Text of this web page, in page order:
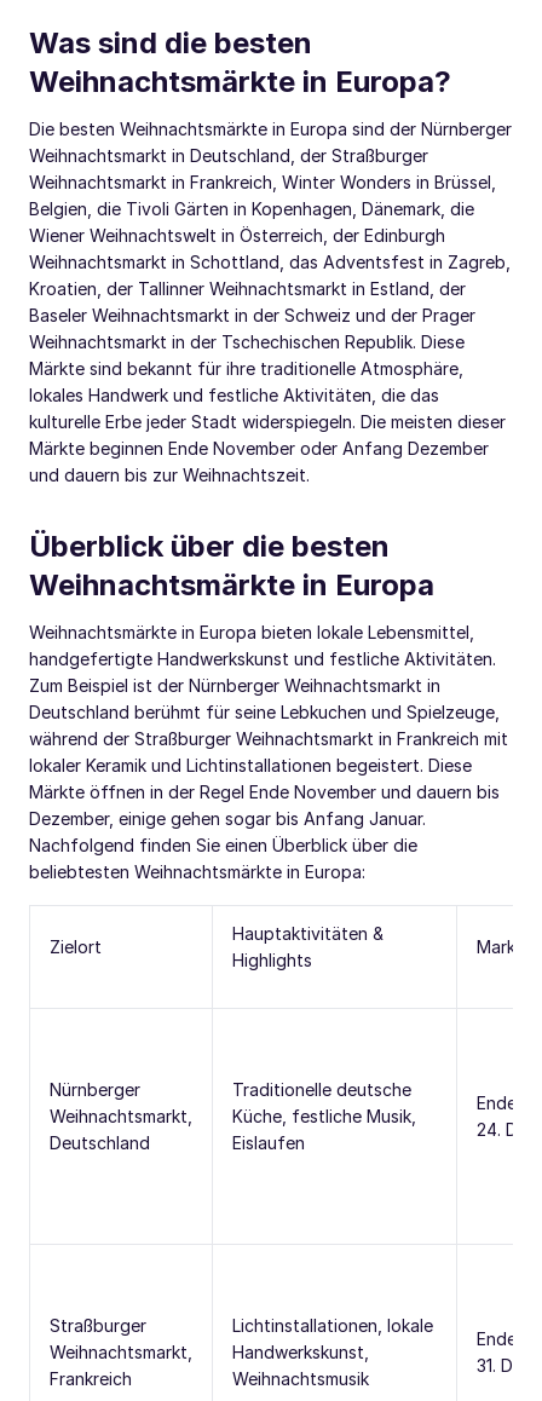
Was sind die besten
Weihnachtsmärkte in Europa?
Die besten Weihnachtsmärkte in Europa sind der Nürnberger
Weihnachtsmarkt in Deutschland, der Straßburger
Weihnachtsmarkt in Frankreich, Winter Wonders in Brüssel,
Belgien, die Tivoli Gärten in Kopenhagen, Dänemark, die
Wiener Weihnachtswelt in Österreich, der Edinburgh
Weihnachtsmarkt in Schottland, das Adventsfest in Zagreb,
Kroatien, der Tallinner Weihnachtsmarkt in Estland, der
Baseler Weihnachtsmarkt in der Schweiz und der Prager
Weihnachtsmarkt in der Tschechischen Republik. Diese
Märkte sind bekannt für ihre traditionelle Atmosphäre,
lokales Handwerk und festliche Aktivitäten, die das
kulturelle Erbe jeder Stadt widerspiegeln. Die meisten dieser
Märkte beginnen Ende November oder Anfang Dezember
und dauern bis zur Weihnachtszeit.
Überblick über die besten
Weihnachtsmärkte in Europa
Weihnachtsmärkte in Europa bieten lokale Lebensmittel,
handgefertigte Handwerkskunst und festliche Aktivitäten.
Zum Beispiel ist der Nürnberger Weihnachtsmarkt in
Deutschland berühmt für seine Lebkuchen und Spielzeuge,
während der Straßburger Weihnachtsmarkt in Frankreich mit
lokaler Keramik und Lichtinstallationen begeistert. Diese
Märkte öffnen in der Regel Ende November und dauern bis
Dezember, einige gehen sogar bis Anfang Januar.
Nachfolgend finden Sie einen Überblick über die
beliebtesten Weihnachtsmärkte in Europa:
Zielort
Hauptaktivitäten &
Highlights
Nürnberger
Weihnachtsmarkt,
Deutschland
Traditionelle deutsche
Küche, festliche Musik,
Eislaufen
Ende
24. Dez
Straßburger
Weihnachtsmarkt,
Frankreich
Lichtinstallationen, lokale
Handwerkskunst,
Weihnachtsmusik
Ende
31. Dez